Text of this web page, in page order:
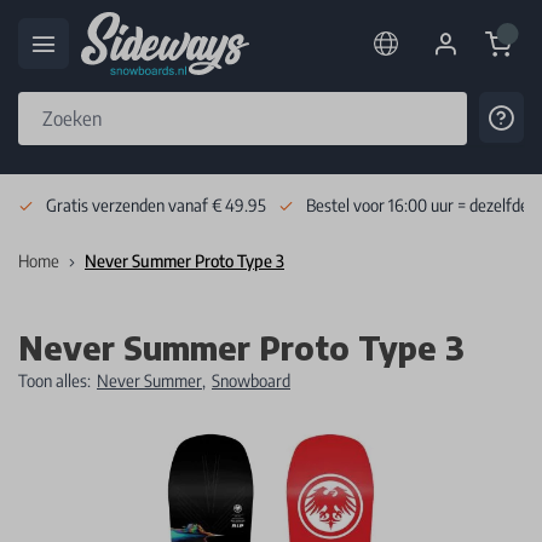
Cart
Gratis verzenden vanaf € 49.95 Bestel voor 16:00 uur = dezelfde
Home Never Summer Proto Type 3
Never Summer Proto Type 3
Toon alles: Never Summer, Snowboard